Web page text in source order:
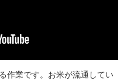
作業です。お米が流通してい